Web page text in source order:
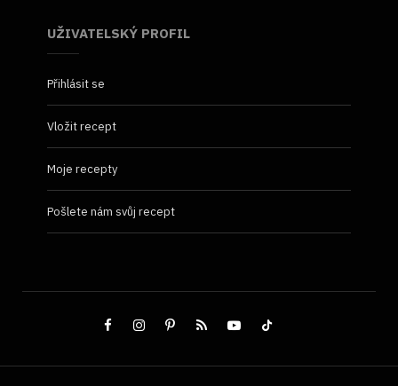
UŽIVATELSKÝ PROFIL
Přihlásit se
Vložit recept
Moje recepty
Pošlete nám svůj recept